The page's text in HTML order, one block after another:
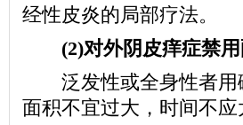
经性皮炎的局部疗法。
(2)对外阴皮痒症禁用
泛发性或全身性者用
面积不宜过大，时间不